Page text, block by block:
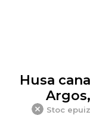
Husa
Stoc